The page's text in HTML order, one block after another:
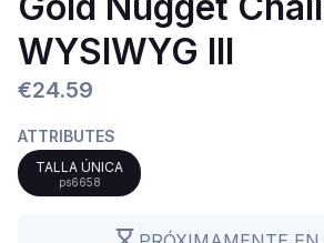
WYSIWYG III
€24.59
ATTRIBUTES
TALLA ÚNICA
ps6658